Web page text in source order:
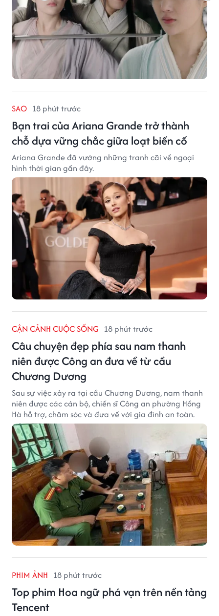
SAO 18 phút trước
Bạn trai của Ariana Grande trở thành
chỗ dựa vững chắc giữa loạt biến cố
Ariana Grande đã vướng những tranh cãi về ngoại
hình thời gian gần đây.
CẬN CẢNH CUỘC SỐNG 18 phút trước
Câu chuyện đẹp phía sau nam thanh
niên được Công an đưa về từ cầu
Chương Dương
Sau sự việc xảy ra tại cầu Chương Dương, nam thanh
niên được các cán bộ, chiến sĩ Công an phường Hồng
Hà hỗ trợ, chăm sóc và đưa về với gia đình an toàn.
PHIM ẢNH 18 phút trước
Top phim Hoa ngữ phá vạn trên nền tảng
Tencent